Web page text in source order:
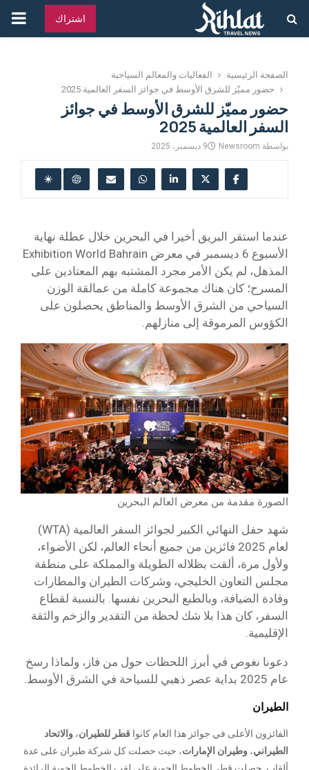
اشتراك
الصفحة الرئيسية
الفعاليات والمعالم السياحية
حضور مميّز للشرق الأوسط في جوائز السفر العالمية 2025
حضور مميّز للشرق الأوسط في جوائز
السفر العالمية 2025
بواسطة Newsroom 9 ديسمبر، 2025
عندما استقر البريق أخيرا في البحرين خلال عطلة نهاية
الأسبوع 6 ديسمبر في معرض Exhibition World Bahrain
المذهل، لم يكن الأمر مجرد المشتبه بهم المعتادين على
المسرح؛ كان هناك مجموعة كاملة من عمالقة الوزن
السياحي من الشرق الأوسط والمناطق يحصلون على
الكؤوس المرموقة إلى منازلهم.
الصورة مقدمة من معرض العالم البحرين
شهد حفل النهائي الكبير لجوائز السفر العالمية (WTA)
لعام 2025 فائزين من جميع أنحاء العالم، لكن الأضواء،
ولأول مرة، ألقت بظلاله الطويلة والمملكة على منطقة
مجلس التعاون الخليجي، وشركات الطيران والمطارات
وقادة الضيافة، وبالطبع البحرين نفسها. بالنسبة لقطاع
السفر، كان هذا بلا شك لحظة من التقدير والزخم والثقة
الإقليمية.
دعونا نغوص في أبرز اللحظات حول من فاز، ولماذا رسخ
عام 2025 بداية عصر ذهبي للسياحة في الشرق الأوسط.
الطيران
الفائزون الأعلى في جوائز هذا العام كانوا قطر للطيران، والاتحاد
الطيراني، وطيران الإمارات، حيث حصلت كل شركة طيران على عدة
ألقاب. حصلت قطر الخطوط الجوية على لقب الخطوط الجوية الرائدة